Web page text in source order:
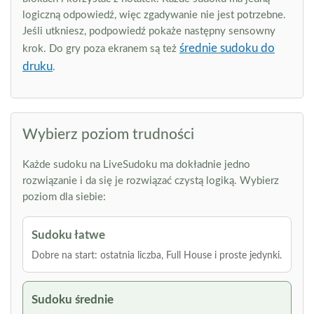
logiczną odpowiedź, więc zgadywanie nie jest potrzebne.
Jeśli utkniesz, podpowiedź pokaże następny sensowny
krok. Do gry poza ekranem są też średnie sudoku do
druku.
Wybierz poziom trudności
Każde sudoku na LiveSudoku ma dokładnie jedno
rozwiązanie i da się je rozwiązać czystą logiką. Wybierz
poziom dla siebie:
Sudoku łatwe
Dobre na start: ostatnia liczba, Full House i proste jedynki.
Sudoku średnie